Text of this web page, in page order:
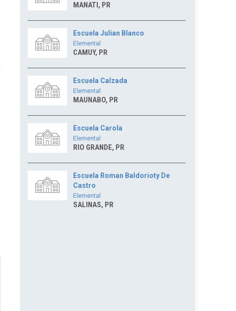
MANATI, PR
Escuela Julian Blanco
Elemental
CAMUY, PR
Escuela Calzada
Elemental
MAUNABO, PR
Escuela Carola
Elemental
RIO GRANDE, PR
Escuela Roman Baldorioty De
Castro
Elemental
SALINAS, PR